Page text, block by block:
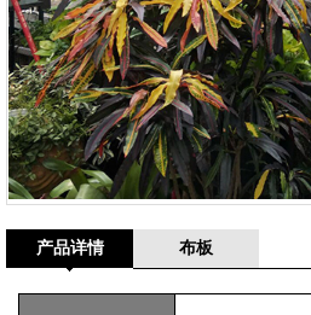
产品详情 布板